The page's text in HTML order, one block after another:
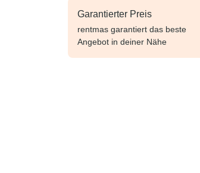
Garantierter Preis
rentmas garantiert das beste
Angebot in deiner Nähe